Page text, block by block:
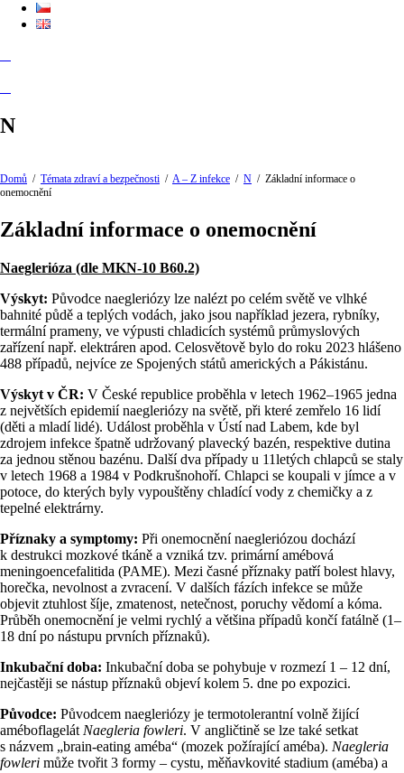
N
Domů / Témata zdraví a bezpečnosti / A – Z infekce / N / Základní informace o
onemocnění
Základní informace o onemocnění
Naeglerióza (dle MKN-10 B60.2)
Výskyt: Původce naegleriózy lze nalézt po celém světě ve vlhké
bahnité půdě a teplých vodách, jako jsou například jezera, rybníky,
termální prameny, ve výpusti chladicích systémů průmyslových
zařízení např. elektráren apod. Celosvětově bylo do roku 2023 hlášeno
488 případů, nejvíce ze Spojených států amerických a Pákistánu.
Výskyt v ČR: V České republice proběhla v letech 1962–1965 jedna
z největších epidemií naegleriózy na světě, při které zemřelo 16 lidí
(děti a mladí lidé). Událost proběhla v Ústí nad Labem, kde byl
zdrojem infekce špatně udržovaný plavecký bazén, respektive dutina
za jednou stěnou bazénu. Další dva případy u 11letých chlapců se staly
v letech 1968 a 1984 v Podkrušnohoří. Chlapci se koupali v jímce a v
potoce, do kterých byly vypouštěny chladící vody z chemičky a z
tepelné elektrárny.
Příznaky a symptomy: Při onemocnění naegleriózou dochází
k destrukci mozkové tkáně a vzniká tzv. primární amébová
meningoencefalitida (PAME). Mezi časné příznaky patří bolest hlavy,
horečka, nevolnost a zvracení. V dalších fázích infekce se může
objevit ztuhlost šíje, zmatenost, netečnost, poruchy vědomí a kóma.
Průběh onemocnění je velmi rychlý a většina případů končí fatálně (1–
18 dní po nástupu prvních příznaků).
Inkubační doba: Inkubační doba se pohybuje v rozmezí 1 – 12 dní,
nejčastěji se nástup příznaků objeví kolem 5. dne po expozici.
Původce: Původcem naegleriózy je termotolerantní volně žijící
améboflagelát Naegleria fowleri. V angličtině se lze také setkat
s názvem „brain-eating améba“ (mozek požírající améba). Naegleria
fowleri může tvořit 3 formy – cystu, měňavkovité stadium (améba) a